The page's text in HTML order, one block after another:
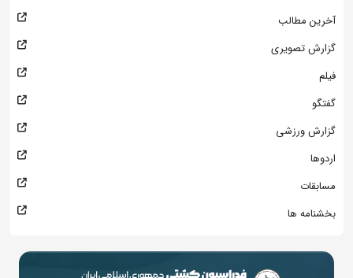
آخرین مطالب
گزارش تصویری
فیلم
گفتگو
گزارش ورزشی
اردوها
مسابقات
بخشنامه ها